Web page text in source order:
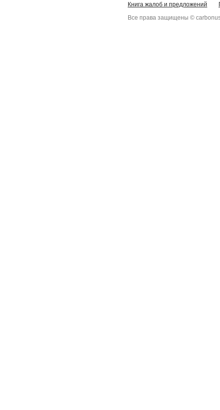
Книга жалоб и предложений
Все права защищены ©